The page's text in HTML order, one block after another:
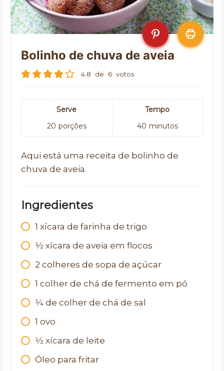
Bolinho de chuva de aveia
4.8 de 6 votos
Serve
20 porções
Tempo
40 minutos
Aqui está uma receita de bolinho de
chuva de aveia.
Ingredientes
1 xícara de farinha de trigo
1⁄2 xícara de aveia em flocos
2 colheres de sopa de açúcar
1 colher de chá de fermento em pó
1⁄4 de colher de chá de sal
1 ovo
1⁄2 xícara de leite
Óleo para fritar